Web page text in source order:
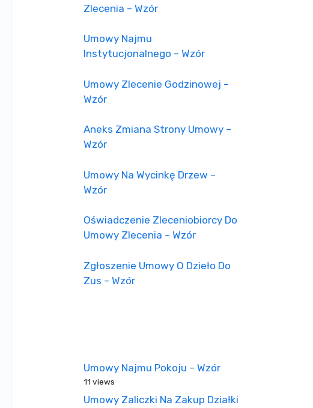
Zlecenia – Wzór
Umowy Najmu
Instytucjonalnego – Wzór
Umowy Zlecenie Godzinowej –
Wzór
Aneks Zmiana Strony Umowy –
Wzór
Umowy Na Wycinkę Drzew –
Wzór
Oświadczenie Zleceniobiorcy Do
Umowy Zlecenia – Wzór
Zgłoszenie Umowy O Dzieło Do
Zus – Wzór
Umowy Najmu Pokoju – Wzór
11 views
Umowy Zaliczki Na Zakup Działki